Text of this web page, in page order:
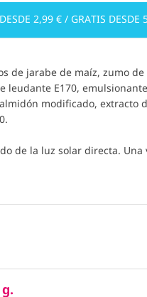
2,99 € / GRATIS DESDE
de jarabe de maíz, zumo de
leudante E170,
modificado, extracto
de la luz solar directa.